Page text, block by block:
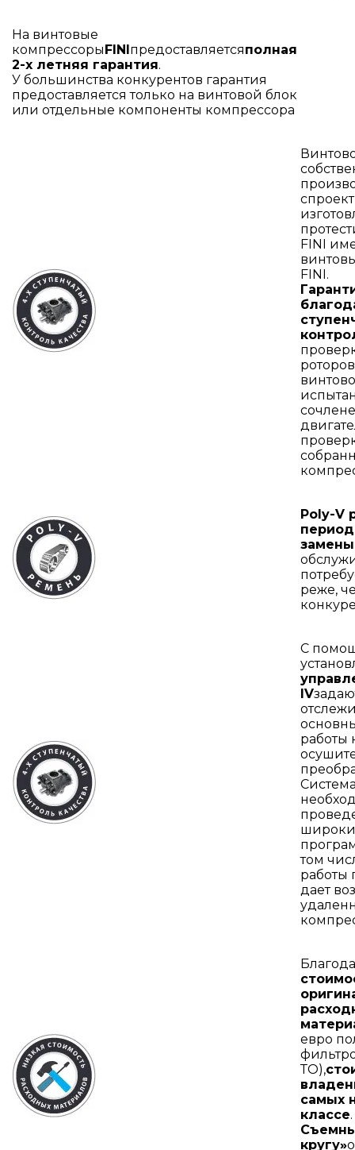
На винтовые
компрессорыFINIпредоставляетсяполная
2-х летняя гарантия.
У большинства конкурентов гарантия
предоставляется только на винтовой блок
или отдельные компоненты компрессора
FINI
FINI.
Poly-V
реже,
С
IV
работы
том
работы
дает
евро
ТО),
самых
классе.
кругу»